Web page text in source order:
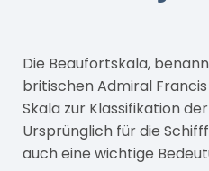
Die Beaufortskala,
britischen Admiral
Skala zur Klassifikation
Ursprünglich für die
auch eine wichtige